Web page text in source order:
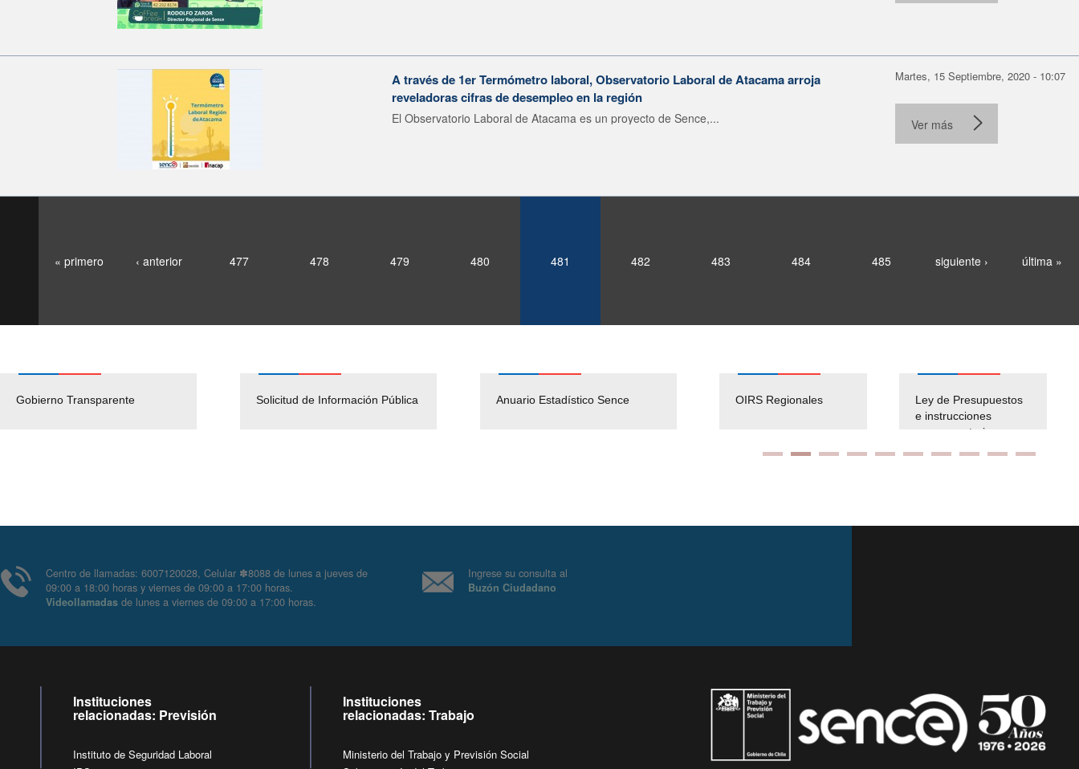
A través de 1er Termómetro laboral, Observatorio Laboral de Atacama arroja
reveladoras cifras de desempleo en la región
El Observatorio Laboral de Atacama es un proyecto de Sence,...
Martes, 15 Septiembre, 2020 - 10:07
Ver más
« primero ‹ anterior 477 478 479 480 481 482 483 484 485 siguiente › última »
Gobierno Transparente Solicitud de Información Pública Anuario Estadístico Sence
Pago Proveedores
Empleos Públicos
Solicitud Audiencias y
OIRS Regionales
Ley de Presupuestos
e instrucciones
presuspuetarias
Centro de llamadas: 6007120028, Celular ✽8088 de lunes a jueves de
09:00 a 18:00 horas y viernes de 09:00 a 17:00 horas.
Videollamadas de lunes a viernes de 09:00 a 17:00 horas.
Ingrese su consulta al
Buzón Ciudadano
Instituciones
relacionadas: Previsión
Instituto de Seguridad Laboral
Instituciones
relacionadas: Trabajo
Ministerio del Trabajo y Previsión Social